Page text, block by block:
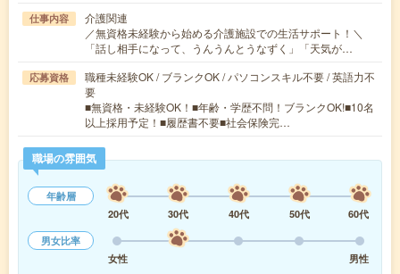
仕事内容
介護関連
／無資格未経験から始める介護施設での生活サポート！＼
「話し相手になって、うんうんとうなずく」「天気が…
応募資格
職種未経験OK / ブランクOK / パソコンスキル不要 / 英語力不
要
■無資格・未経験OK！■年齢・学歴不問！ブランクOK!■10名
以上採用予定！■履歴書不要■社会保険完…
職場の雰囲気
年齢層
20代
30代 40代 50代
60代
男女比率
女性
男性